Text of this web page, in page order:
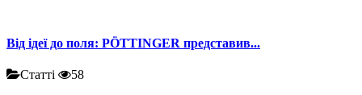
Від ідеї до поля: PÖTTINGER представив...
Статті 58